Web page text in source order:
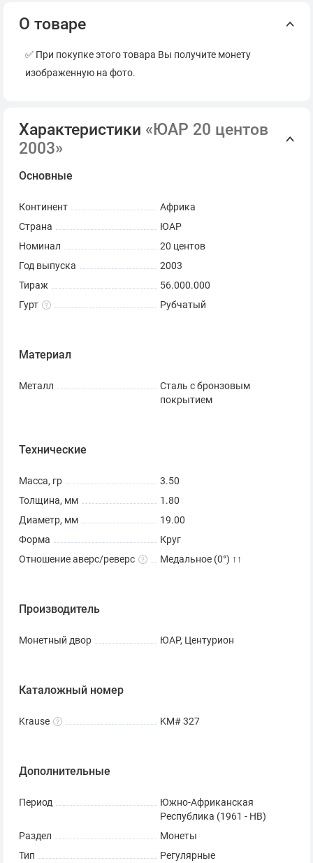
О товаре
✅ При покупке этого товара Вы получите монету
изображенную на фото.
Характеристики «ЮАР 20 центов
2003»
Основные
Континент
Африка
Страна
ЮАР
Номинал
20 центов
Год выпуска
2003
Тираж
56.000.000
Гурт
Рубчатый
Материал
Металл
Сталь с бронзовым
покрытием
Технические
Масса, гр
3.50
Толщина, мм
1.80
Диаметр, мм
19.00
Форма
Круг
Отношение аверс/реверс
Медальное (0°) ↑↑
Производитель
Монетный двор ЮАР, Центурион
Каталожный номер
Krause KM# 327
Дополнительные
Период
Южно-Африканская
Республика (1961 - НВ)
Раздел
Монеты
Тип
Регулярные